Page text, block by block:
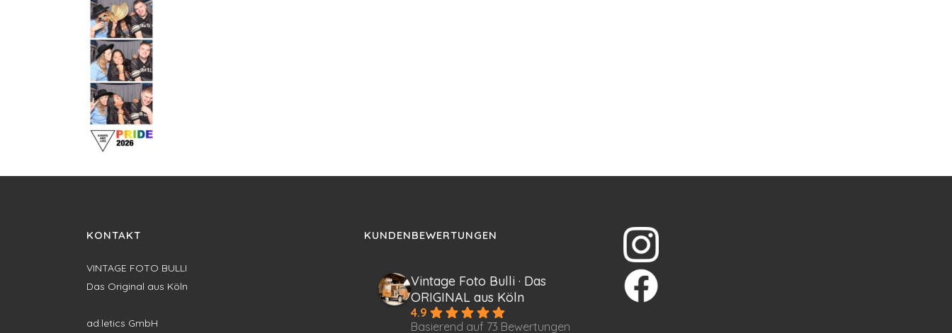
KONTAKT
VINTAGE FOTO BULLI
Das Original aus Köln
ad.letics GmbH
KUNDENBEWERTUNGEN
Vintage Foto Bulli · Das
ORIGINAL aus Köln
4.9
Basierend auf 73 Bewertungen